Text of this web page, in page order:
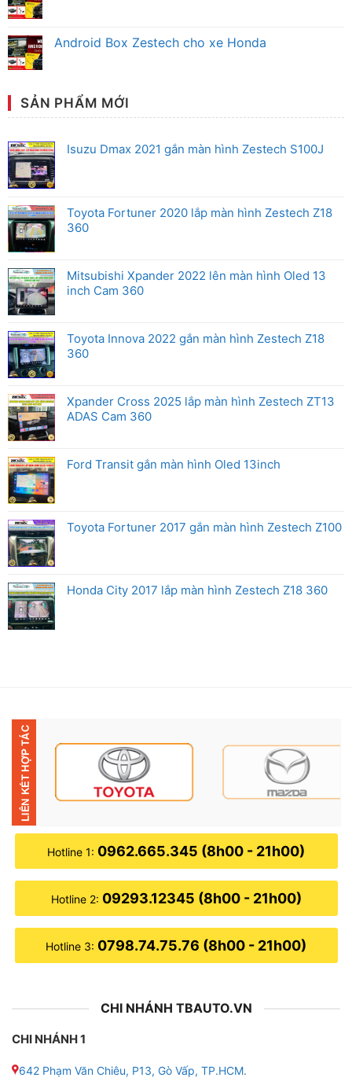
Chính
Cho
Xe
luận
ở
xe
Mitsubishi
Android Box Zestech cho xe Honda
ở
Android
Box
cho
xe
Honda
SẢN PHẨM MỚI
Isuzu Dmax 2021 gắn màn hình Zestech S100J
Toyota Fortuner 2020 lắp màn hình Zestech Z18
360
Mitsubishi Xpander 2022 lên màn hình Oled 13
inch Cam 360
Toyota Innova 2022 gắn màn hình Zestech Z18
360
Xpander Cross 2025 lắp màn hình Zestech ZT13
ADAS Cam 360
Ford Transit gắn màn hình Oled 13inch
Toyota Fortuner 2017 gắn màn hình Zestech Z100
Honda City 2017 lắp màn hình Zestech Z18 360
Hotline 1: 0962.665.345 (8h00 - 21h00)
Hotline 2: 09293.12345 (8h00 - 21h00)
Hotline 3: 0798.74.75.76 (8h00 - 21h00)
CHI NHÁNH TBAUTO.VN
CHI NHÁNH 1
642 Phạm Văn Chiêu, P13, Gò Vấp, TP.HCM.